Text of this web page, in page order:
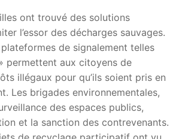
ont trouvé des solutions
l’essor des décharges sauvages.
de signalement telles
permettent aux citoyens de
illégaux pour qu’ils soient pris en
Les brigades environnementales,
des espaces publics,
et la sanction des contrevenants.